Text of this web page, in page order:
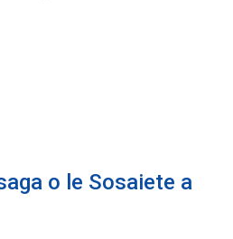
o le Sosaiete a